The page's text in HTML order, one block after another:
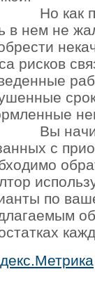
Но как
в нем не
рисков
Вы
с
по